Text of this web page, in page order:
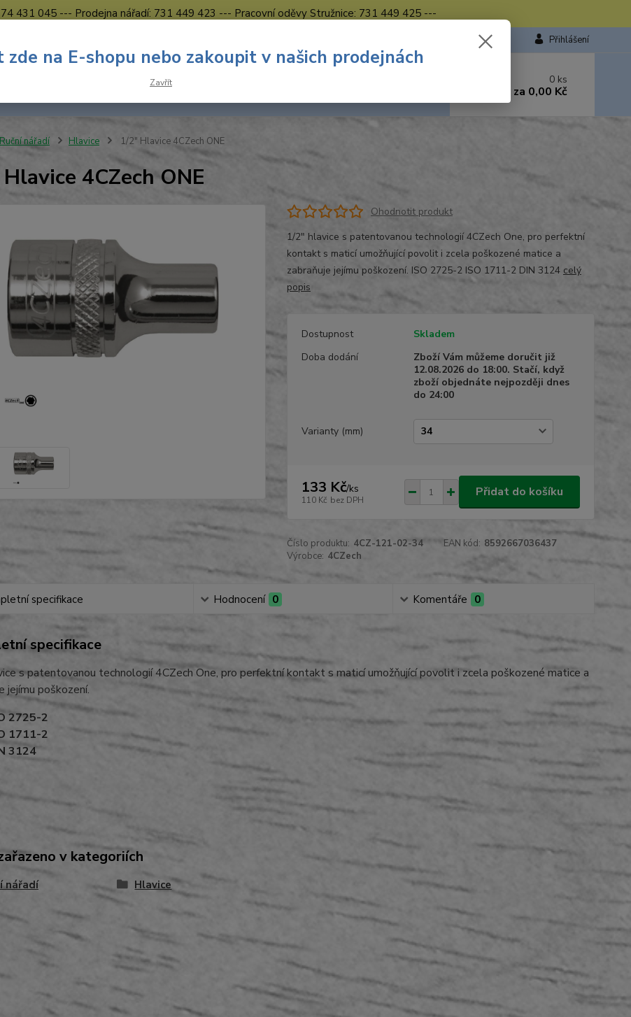
431 045 --- Prodejna nářadí: 731 449 423 --- Pracovní oděvy Stružnice: 731 449 425 ---
Přihlášení
Hledat
Nevíte si rady? Zavolejte.
0 ks
za 0,00 Kč
Ruční nářadí Hlavice 1/2" Hlavice 4CZech ONE
4CZech ONE
Ohodnotit produkt
1/2" hlavice s patentovanou technologií 4CZech One, pro perfektní
kontakt s maticí umožňující povolit i zcela poškozené matice a
zabraňuje jejímu poškození. ISO 2725-2 ISO 1711-2 DIN 3124 celý
popis
Dostupnost
Skladem
Doba dodání
Zboží Vám můžeme doručit již
12.08.2026 do 18:00. Stačí, když
zboží objednáte nejpozději dnes
do 24:00
Varianty (mm)
133 Kč/ks
110 Kč bez DPH
Přidat do košíku
Číslo produktu: 4CZ-121-02-34 EAN kód: 8592667036437
Výrobce: 4CZech
specifikace Hodnocení 0 Komentáře 0
specifikace
s patentovanou technologií 4CZech One, pro perfektní kontakt s maticí umožňující povolit i zcela poškozené matice a
jejímu poškození.
2725-2
1711-2
3124
v kategoriích
nářadí Hlavice
zde na E-shopu nebo zakoupit v našich prodejnách
Zavřít